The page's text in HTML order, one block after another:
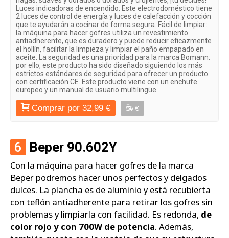
Luces indicadoras de encendido: Este electrodoméstico tiene
2 luces de control de energía y luces de calefacción y cocción
que te ayudarán a cocinar de forma segura. Fácil de limpiar:
la máquina para hacer gofres utiliza un revestimiento
antiadherente, que es duradero y puede reducir eficazmente
el hollín, facilitar la limpieza y limpiar el paño empapado en
aceite. La seguridad es una prioridad para la marca Bomann:
por ello, este producto ha sido diseñado siguiendo los más
estrictos estándares de seguridad para ofrecer un producto
con certificación CE. Este producto viene con un enchufe
europeo y un manual de usuario multilingüe.
Comprar por 32,99 € €
6 Beper 90.602Y
Con la máquina para hacer gofres de la marca
Beper podremos hacer unos perfectos y delgados
dulces. La plancha es de aluminio y está recubierta
con teflón antiadherente para retirar los gofres sin
problemas y limpiarla con facilidad. Es redonda, de
color rojo y con 700W de potencia. Además,